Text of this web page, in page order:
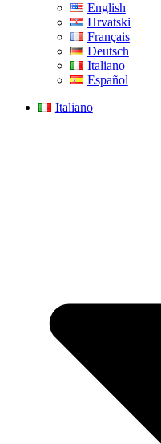
English
Hrvatski
Français
Deutsch
Italiano
Español
Italiano